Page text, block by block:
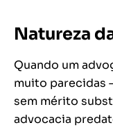
Natureza
Quando um
muito parecidas
sem mérito
advocacia